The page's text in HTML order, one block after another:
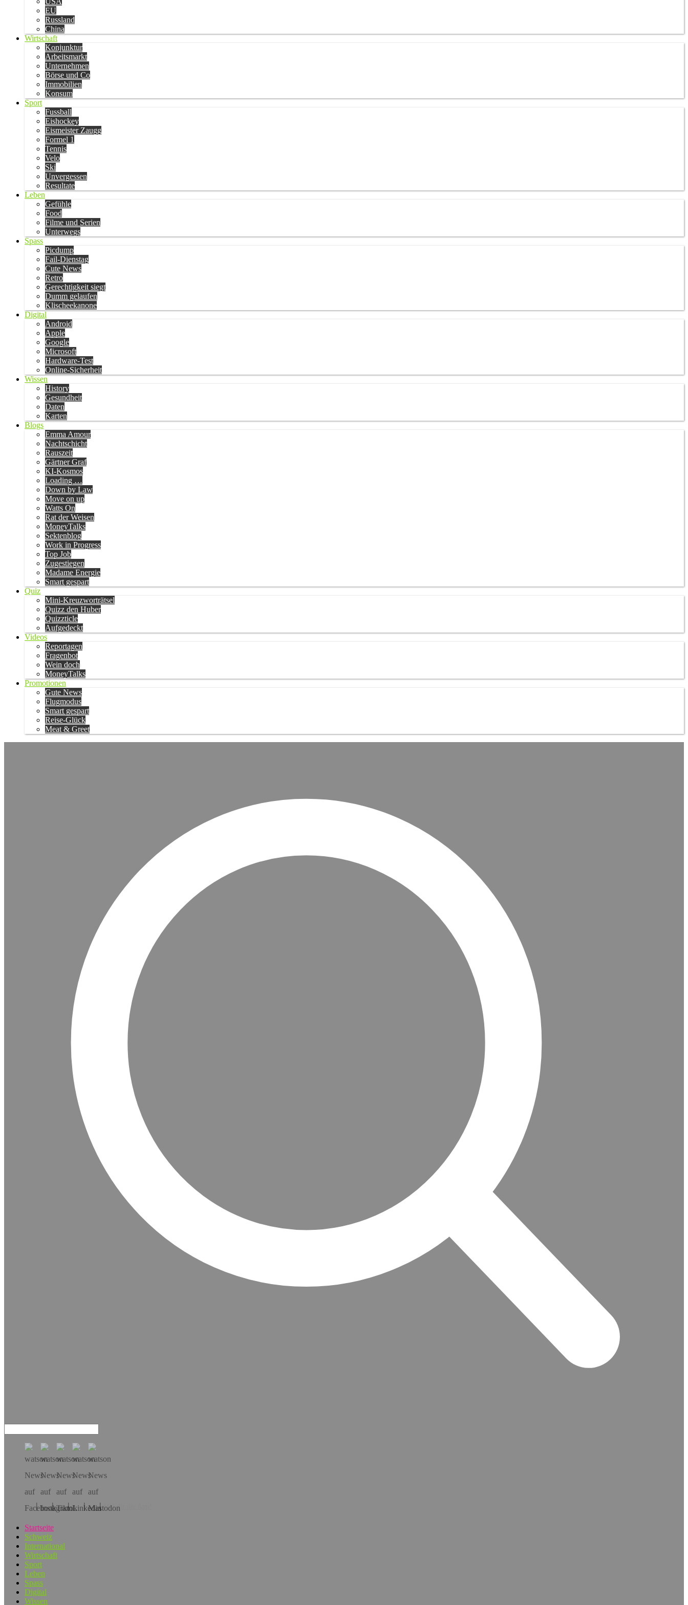
EU
Russland
China
Wirtschaft
Konjunktur
Arbeitsmarkt
Unternehmen
Börse und Co
Immobilien
Konsum
Sport
Fussball
Eishockey
Eismeister Zaugg
Formel 1
Tennis
Velo
Ski
Unvergessen
Resultate
Leben
Gefühle
Food
Filme und Serien
Unterwegs
Spass
Picdump
Fail-Dienstag
Cute News
Retro
Gerechtigkeit siegt
Dumm gelaufen
Klischeekanone
Digital
Android
Apple
Google
Microsoft
Hardware-Test
Online-Sicherheit
Wissen
History
Gesundheit
Daten
Karten
Blogs
Emma Amour
Nachtschicht
Rauszeit
Gärtner Graf
KI-Kosmos
Loading …
Down by Law
Move on up
Watts On
Rat der Weisen
MoneyTalks
Sektenblog
Work in Progress
Top Job
Zugestiegen
Madame Energie
Smart gespart
Quiz
Mini-Kreuzworträtsel
Quizz den Huber
Quizzticle
Aufgedeckt
Videos
Reportagen
Fragenbot
Wein doch
MoneyTalks
Promotionen
Gute News
Flugmodus
Smart gespart
Reise-Glück
Meat & Greet
Hol dir die App!
Startseite
Schweiz
International
Wirtschaft
Sport
Leben
Spass
Digital
Wissen